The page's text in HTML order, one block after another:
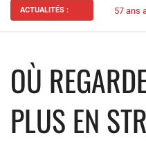
ACTUALITÉS : 57 ans
OÙ
PLUS EN